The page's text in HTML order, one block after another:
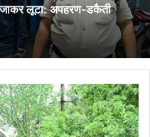
लूटा: अपहरण-डकैती